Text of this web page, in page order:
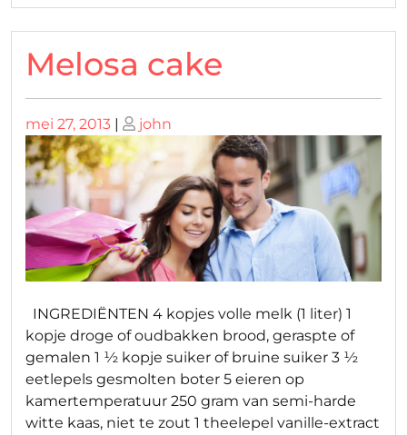
Melosa cake
Geplaatst
op
mei 27, 2013 | Geplaatst
op
john
INGREDIËNTEN 4 kopjes volle melk (1 liter) 1
kopje droge of oudbakken brood, geraspte of
gemalen 1 ½ kopje suiker of bruine suiker 3 ½
eetlepels gesmolten boter 5 eieren op
kamertemperatuur 250 gram van semi-harde
witte kaas, niet te zout 1 theelepel vanille-extract